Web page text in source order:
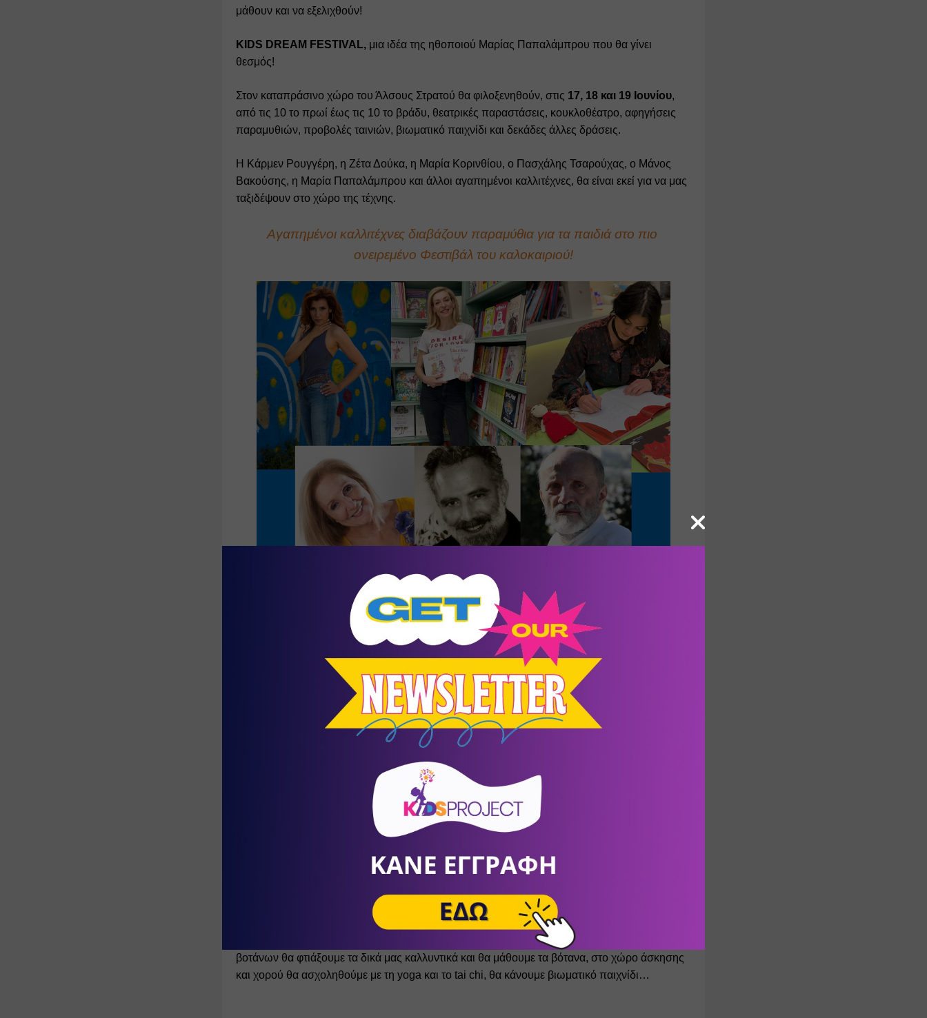
μάθουν και να εξελιχθούν!
KIDS DREAM FESTIVAL, μια ιδέα της ηθοποιού Μαρίας Παπαλάμπρου που θα γίνει
θεσμός!
Στον καταπράσινο χώρο του Άλσους Στρατού θα φιλοξενηθούν, στις 17, 18 και 19 Ιουνίου,
από τις 10 το πρωί έως τις 10 το βράδυ, θεατρικές παραστάσεις, κουκλοθέατρο, αφηγήσεις
παραμυθιών, προβολές ταινιών, βιωματικό παιχνίδι και δεκάδες άλλες δράσεις.
Η Κάρμεν Ρουγγέρη, η Ζέτα Δούκα, η Μαρία Κορινθίου, ο Πασχάλης Τσαρούχας, ο Μάνος
Βακούσης, η Μαρία Παπαλάμπρου και άλλοι αγαπημένοι καλλιτέχνες, θα είναι εκεί για να μας
ταξιδέψουν στο χώρο της τέχνης.
Αγαπημένοι καλλιτέχνες διαβάζουν παραμύθια για τα παιδιά στο πιο
ονειρεμένο Φεστιβάλ του καλοκαιριού!
θα διαβάσει το παραμύθι της «Ο σάκος με τα μήλα» με θεατρική
συμμετοχή από τους ηθοποιούς  Νεκτάριο Γεώργιο Φαρμάκη και  Ελένη Ζιώγα, με μουσική
συνοδεία κιθάρας από τον Στέφανο Βαρελά.
θα διαβάσει το best seller παραμύθι που έχει γράψει με τίτλο  «Η
θα διαβάσει και θα παρουσιάσει την σειρά βιβλίων της Έλλα & Άλλυ:  «Έλλα &
Άλλυ: "Είσαι φίλη μου"» και «Έλλα & Άλλυ: "Είσαι δυνατή"».
Μάνος Βακούσης θα διαβάσει ποιήματα για παιδιά.
Οι δράσεις δεν σταματάνε όμως εδώ!
και η εμπειρία της εικονικής πραγματικότητας θα ενθουσιάσουν μικρούς και
γωνιές δημιουργικής απασχόλησης θα ζωγραφίσουμε, θα κάνουμε κατασκευές, θα
ανακαλύψουμε κρυμμένους θησαυρούς, θα μαγειρέψουμε, στο εργαστήρι καλλυντικών και
βοτάνων θα φτιάξουμε τα δικά μας καλλυντικά και θα μάθουμε τα βότανα, στο χώρο άσκησης
και χορού θα ασχoληθούμε με τη yoga και το tai chi, θα κάνουμε βιωματικό παιχνίδι…